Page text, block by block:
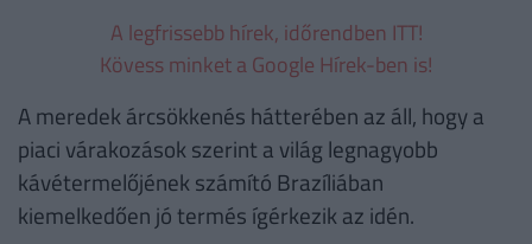
A legfrissebb hírek, időrendben ITT!
Kövess minket a Google Hírek-ben is!
A meredek árcsökkenés hátterében az áll, hogy a
piaci várakozások szerint a világ legnagyobb
kávétermelőjének számító Brazíliában
kiemelkedően jó termés ígérkezik az idén.